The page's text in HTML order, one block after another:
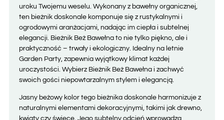
uroku Twojemu weselu. Wykonany z bawełny organicznej,
ten bieżnik doskonale komponuje się z rustykalnymi i
ogrodowymi aranżacjami, nadając im ciepła i subtelnej
elegancji. Bieżnik Beż Bawełna to nie tylko piękno, ale i
praktyczność – trwały i ekologiczny. Idealny na letnie
Garden Party, zapewnia wyjątkowy klimat każdej
uroczystości. Wybierz Bieżnik Beż Bawełna i zachwyć
swoich gości niepowtarzalnym stylem i elegancją.
Jasny beżowy kolor tego bieżnika doskonale harmonizuje z
naturalnymi elementami dekoracyjnymi, takimi jak drewno,